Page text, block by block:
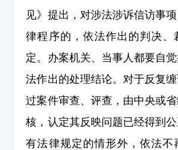
见》提出，对涉法涉诉信访事
律程序的，依法作出的判决、
定。办案机关、当事人都要自
法作出的处理结论。对于反复
过案件审查、评查，由中央或
核，认定其反映问题已经得到
有法律规定的情形外，依法不